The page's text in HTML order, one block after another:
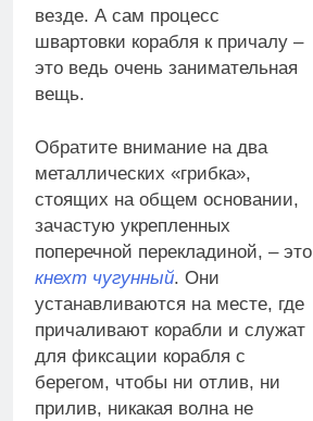
везде. А сам процесс
швартовки корабля к причалу –
это ведь очень занимательная
вещь.
Обратите внимание на два
металлических «грибка»,
стоящих на общем основании,
зачастую укрепленных
поперечной перекладиной, – это
кнехт чугунный. Они
устанавливаются на месте, где
причаливают корабли и служат
для фиксации корабля с
берегом, чтобы ни отлив, ни
прилив, никакая волна не